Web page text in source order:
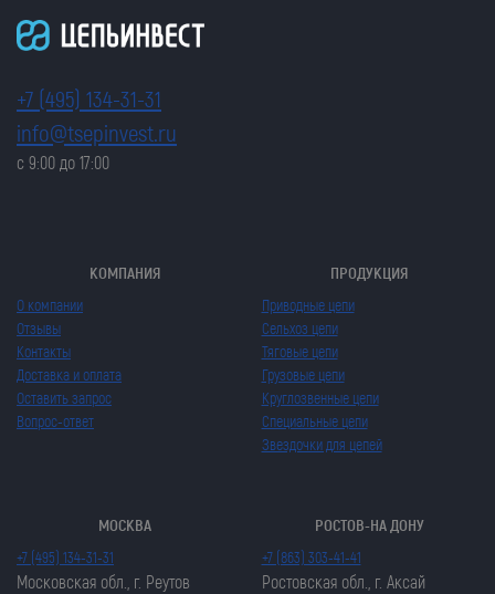
+7 (495) 134-31-31
info@tsepinvest.ru
с 9:00 до 17:00
КОМПАНИЯ
О компании
Отзывы
Контакты
Доставка и оплата
Оставить запрос
Вопрос-ответ
ПРОДУКЦИЯ
Приводные цепи
Сельхоз цепи
Тяговые цепи
Грузовые цепи
Круглозвенные цепи
Специальные цепи
Звездочки для цепей
МОСКВА
+7 (495) 134-31-31
Московская обл., г. Реутов
РОСТОВ-НА ДОНУ
+7 (863) 303-41-41
Ростовская обл., г. Аксай